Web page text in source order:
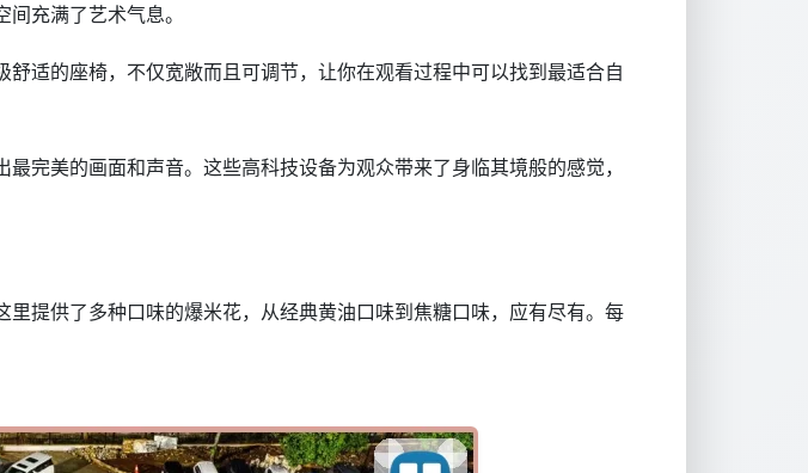
充满了艺术气息。
适的座椅，不仅宽敞而且可调节，让你在观看过程中可以找到最适合自
完美的画面和声音。这些高科技设备为观众带来了身临其境般的感觉，
提供了多种口味的爆米花，从经典黄油口味到焦糖口味，应有尽有。每